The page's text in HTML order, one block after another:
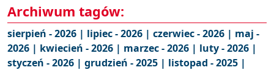
Archiwum tagów:
sierpień - 2026 | lipiec - 2026 | czerwiec - 2026 | maj -
2026 | kwiecień - 2026 | marzec - 2026 | luty - 2026 |
styczeń - 2026 | grudzień - 2025 | listopad - 2025 |